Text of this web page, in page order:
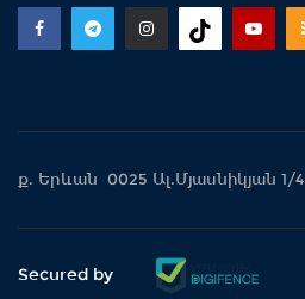
ք. Երևան 0025 Ալ.Մյասնիկյան 1/4
Secured by